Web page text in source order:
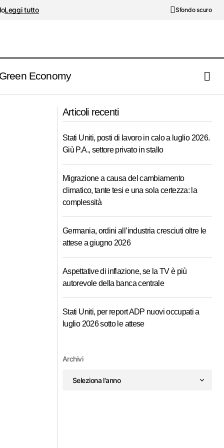
Leggi tutto Sfondo scuro
Economy
di fiducia. Mercati: tentativi di risk on?
Articoli recenti
Stati Uniti, posti di lavoro in calo a luglio 2026.
Giù P.A., settore privato in stallo
Migrazione a causa del cambiamento
climatico, tante tesi e una sola certezza: la
complessità
Germania, ordini all’industria cresciuti oltre le
attese a giugno 2026
Aspettative di inflazione, se la TV è più
autorevole della banca centrale
Stati Uniti, per report ADP nuovi occupati a
luglio 2026 sotto le attese
Archivi